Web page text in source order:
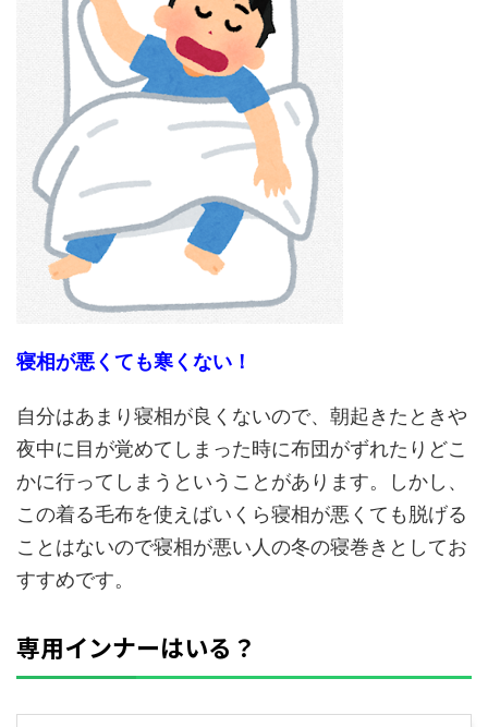
寝相が悪くても寒くない！
自分はあまり寝相が良くないので、朝起きたときや
夜中に目が覚めてしまった時に布団がずれたりどこ
かに行ってしまうということがあります。しかし、
この着る毛布を使えばいくら寝相が悪くても脱げる
ことはないので寝相が悪い人の冬の寝巻きとしてお
すすめです。
専用インナーはいる？